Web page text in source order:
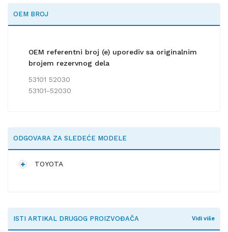
OEM BROJ
OEM referentni broj (e) uporediv sa originalnim
brojem rezervnog dela
53101 52030
53101-52030
ODGOVARA ZA SLEDEĆE MODELE
TOYOTA
ISTI ARTIKAL DRUGOG PROIZVOĐAČA Vidi više